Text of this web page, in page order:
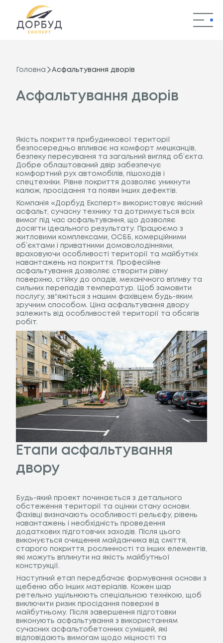
Послуги
Наші роботи
Контакти
Головна Асфальтування дворів
Асфальтування дворів
Якість покриття прибудинкової території
безпосередньо впливає на комфорт мешканців,
безпеку пересування та загальний вигляд об’єкта.
Добре облаштований двір забезпечує
комфортний рух автомобілів, пішоходів і
спецтехніки. Рівне покриття дозволяє уникнути
калюж, просідання та появи інших дефектів.
Компанія «Дорбуд Експерт» використовує якісний
асфальт, сучасну технику та дотримується всіх
вимог під час асфальтування, що дозволяє
досягти ідеального результату. Працюємо з
житловими комплексами, ОСББ, комерційними
об’єктами і приватними домоволодіннями,
враховуючи особливості території та майбутніх
навантажень на покриття. Професійне
асфальтування дозволяє створити рівну
поверхню, стійку до опадів, механічного впливу та
сильних перепадів температур. Щоб замовити
послугу, звʼяжіться з нашим фахівцем будь-яким
зручним способом. Ціна асфальтування двору
залежить від особливостей території та обсягів
робіт.
Етапи асфальтування
двору
Будь-який проект починається з детального
обстеження території та оцінки стану основи.
Фахівці визначають особливості рельєфу, рівень
навантажень і необхідність проведення
додаткових підготовчих заходів. Після цього
виконується очищення майданчика від сміття,
старого покриття, рослинності та інших елементів,
які можуть вплинути на якість майбутньої
конструкції.
Наступний етап передбачає формування основи з
щебеню або інших матеріалів. Кожен шар
ретельно ущільнюють спеціальною технікою, щоб
виключити ризик просідання поверхні в
майбутньому. Після завершення підготовки
виконують асфальтування з використанням
сучасних асфальтобетонних сумішей, які
відповідають вимогам щодо міцності та